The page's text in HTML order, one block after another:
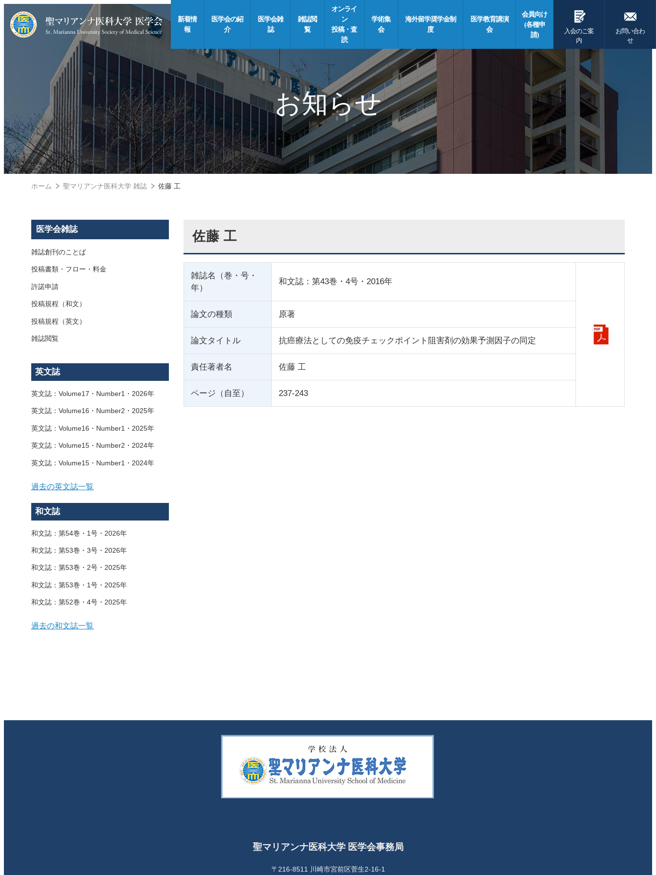
新着情
報
医学会の紹
介
医学会雑
誌
雑誌閲
覧
オンライ
ン
投稿・査
読
学術集
会
海外留学奨学金制
度
医学教育講演
会
会員向け
(各種申
請)
G
入会のご案
内
F
お問い合わ
せ
お知らせ
ホーム 聖マリアンナ医科大学 雑誌 佐藤 工
佐藤 工
雑誌名（巻・号・
年）
和文誌：第43巻・4号・2016年
論文の種類 原著
論文タイトル 抗癌療法としての免疫チェックポイント阻害剤の効果予測因子の同定
責任著者名 佐藤 工
ページ（自至） 237-243
医学会雑誌
雑誌創刊のことば
投稿書類・フロー・料金
許諾申請
投稿規程（和文）
投稿規程（英文）
雑誌閲覧
英文誌
英文誌：Volume17・Number1・2026年
英文誌：Volume16・Number2・2025年
英文誌：Volume16・Number1・2025年
英文誌：Volume15・Number2・2024年
英文誌：Volume15・Number1・2024年
過去の英文誌一覧
和文誌
和文誌：第54巻・1号・2026年
和文誌：第53巻・3号・2026年
和文誌：第53巻・2号・2025年
和文誌：第53巻・1号・2025年
和文誌：第52巻・4号・2025年
過去の和文誌一覧
聖マリアンナ医科大学 医学会事務局
〒216-8511 川崎市宮前区菅生2-16-1